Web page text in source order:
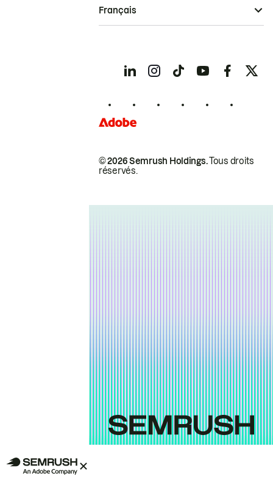
© 2026 Semrush Holdings.Tous droits
réservés.
Français